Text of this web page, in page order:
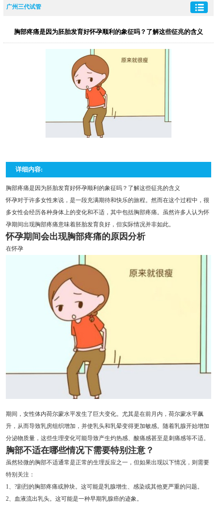
广州三代试管
胸部疼痛是因为胚胎发育好怀孕顺利的象征吗？了解这些征兆的含义
详细内容:
胸部疼痛是因为胚胎发育好怀孕顺利的象征吗？了解这些征兆的含义
怀孕对于许多女性来说，是一段充满期待和快乐的旅程。然而在这个过程中，很
多女性会经历各种身体上的变化和不适，其中包括胸部疼痛。虽然许多人认为怀
孕期间出现胸部疼痛意味着胚胎发育良好，但实际情况并非如此。
怀孕期间会出现胸部疼痛的原因分析
在怀孕
期间，女性体内荷尔蒙水平发生了巨大变化。尤其是在前月内，荷尔蒙水平飙
升，从而导致乳房组织增加，并使乳头和乳晕变得更加敏感。随着乳腺开始增加
分泌物质量，这些生理变化可能导致产生灼热感、酸痛感甚至是刺痛感等不适。
胸部不适在哪些情况下需要特别注意？
虽然轻微的胸部不适通常是正常的生理反应之一，但如果出现以下情况，则需要
特别关注：
1、?剧烈的胸部疼痛或肿块。这可能是乳腺增生、感染或其他更严重的问题。
2、血液流出乳头。这可能是一种早期乳腺癌的迹象。